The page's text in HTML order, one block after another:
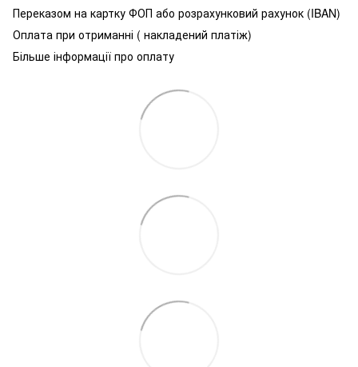
Переказом на картку ФОП або розрахунковий рахунок (IBAN)
Оплата при отриманні ( накладений платіж)
Більше інформації про оплату